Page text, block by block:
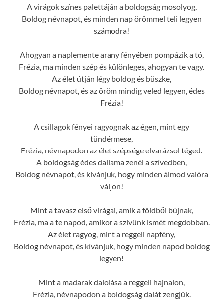
A virágok színes palettáján a boldogság mosolyog,
Boldog névnapot, és minden nap örömmel teli legyen
számodra!
Ahogyan a naplemente arany fényében pompázik a tó,
Frézia, ma minden szép és különleges, ahogyan te vagy.
Az élet útján légy boldog és büszke,
Boldog névnapot, és az öröm mindig veled legyen, édes
Frézia!
A csillagok fényei ragyognak az égen, mint egy
tündérmese,
Frézia, névnapodon az élet szépsége elvarázsol téged.
A boldogság édes dallama zenél a szívedben,
Boldog névnapot, és kívánjuk, hogy minden álmod valóra
váljon!
Mint a tavasz első virágai, amik a földből bújnak,
Frézia, ma a te napod, amikor a szívünk ismét megdobban.
Az élet ragyog, mint a reggeli napfény,
Boldog névnapot, és kívánjuk, hogy minden napod boldog
legyen!
Mint a madarak dalolása a reggeli hajnalon,
Frézia, névnapodon a boldogság dalát zengjük.